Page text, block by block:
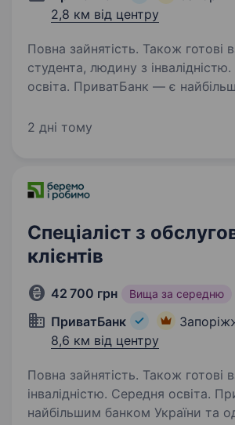
2,8 км від центру
Повна зайнятість. Також готові
студента, людину з
освіта. ПриватБанк — є найбільшим банком
банків світу. Займає лідуючі
країни…
2 дні тому
Спеціаліст з
клієнтів
42 700 грн Вища за середню
ПриватБанк
8,6 км від центру
Повна зайнятість. Також готові
інвалідністю. Середня освіта. ПриватБанк — є
найбільшим банком України та